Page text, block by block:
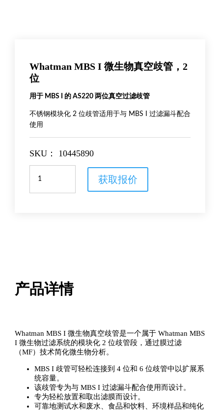
Whatman MBS I 微生物真空歧管，2
位
用于 MBS I 的 AS220 两位真空过滤歧管
不锈钢模块化 2 位歧管适用于与 MBS I 过滤漏斗配合
使用
SKU： 10445890
MBS
数
获取报价
产品详情
Whatman MBS I 微生物真空歧管是一个属于 Whatman MBS
I 微生物过滤系统的模块化 2 位歧管段，通过膜过滤
（MF）技术简化微生物分析。
MBS I 歧管可轻松连接到 4 位和 6 位歧管中以扩展系
统容量。
该歧管专为与 MBS I 过滤漏斗配合使用而设计。
专为轻松放置和取出滤膜而设计。
可靠地测试水和废水、食品和饮料、环境样品和纯化